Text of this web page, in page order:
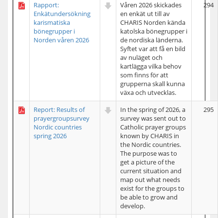
Rapport:
Enkätundersökning
karismatiska
bönegrupper i
Norden våren 2026
Våren 2026 skickades
en enkät ut till av
CHARIS Norden kända
katolska bönegrupper i
de nordiska länderna.
Syftet var att få en bild
av nuläget och
kartlägga vilka behov
som finns för att
grupperna skall kunna
växa och utvecklas.
294
Report: Results of
prayergroupsurvey
Nordic countries
spring 2026
In the spring of 2026, a
survey was sent out to
Catholic prayer groups
known by CHARIS in
the Nordic countries.
The purpose was to
get a picture of the
current situation and
map out what needs
exist for the groups to
be able to grow and
develop.
295